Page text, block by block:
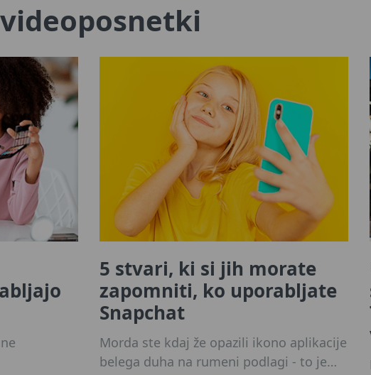
5 stvari, ki si jih morate
zapomniti, ko uporabljate
Snapchat
Morda ste kdaj že opazili ikono aplikacije
belega duha na rumeni podlagi - to je